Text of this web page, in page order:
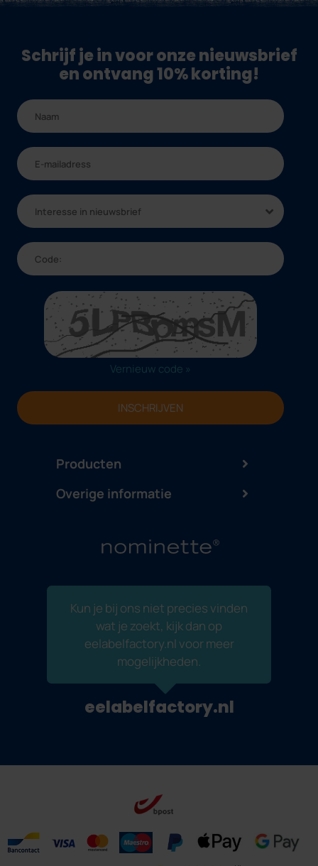
Schrijf je in voor onze nieuwsbrief
en ontvang 10% korting!
Producten
Interesse in nieuwsbrief
Vernieuw code »
INSCHRIJVEN
Overige informatie
Kun je bij ons niet precies vinden
wat je zoekt, kijk dan op
eelabelfactory.nl voor meer
mogelijkheden.
eelabelfactory.nl